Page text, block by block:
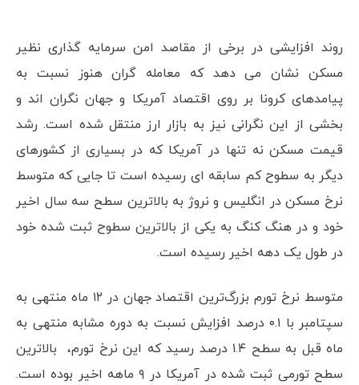
روند افزایشی در برخی از مقاصد امن سرمایه گذاری نظیر
مسکن نشان می دهد که معامله گران هنوز نسبت به
پیامدهای کرونا بر روی اقتصاد آمریکا و جهان نگران اند و
بخشی از این نگرانی نیز به بازار ارز منتقل شده است. رشد
قیمت مسکن نه تنها در آمریکا که در بسیاری از کشورهای
دیگر به سطوح کم سابقه ای رسیده است تا جایی که متوسط
نرخ مسکن در انگلیس و نروژ به بالاترین سطح سه سال اخیر
خود و در هنگ کنگ به یکی از بالاترین سطوح ثبت شده خود
در طول یک دهه اخیر رسیده است.
متوسط نرخ تورم بزرگ‌ترین اقتصاد جهان در ۱۲ ماه منتهی به
سپتامبر با ۰.۱ درصد افزایش نسبت به دوره مشابه منتهی به
ماه قبل به سطح ۱.۴ درصد رسید که این نرخ تورم، بالاترین
سطح تورمی ثبت شده در آمریکا در ۹ ماهه اخیر بوده است.